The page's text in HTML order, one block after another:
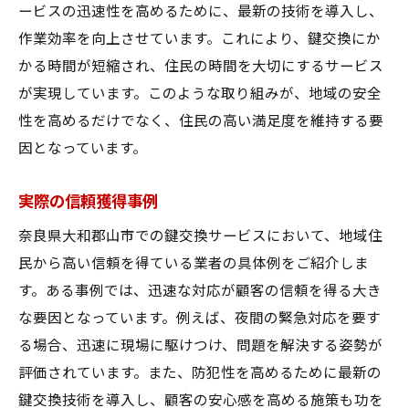
ービスの迅速性を高めるために、最新の技術を導入し、
作業効率を向上させています。これにより、鍵交換にか
かる時間が短縮され、住民の時間を大切にするサービス
が実現しています。このような取り組みが、地域の安全
性を高めるだけでなく、住民の高い満足度を維持する要
因となっています。
実際の信頼獲得事例
奈良県大和郡山市での鍵交換サービスにおいて、地域住
民から高い信頼を得ている業者の具体例をご紹介しま
す。ある事例では、迅速な対応が顧客の信頼を得る大き
な要因となっています。例えば、夜間の緊急対応を要す
る場合、迅速に現場に駆けつけ、問題を解決する姿勢が
評価されています。また、防犯性を高めるために最新の
鍵交換技術を導入し、顧客の安心感を高める施策も功を